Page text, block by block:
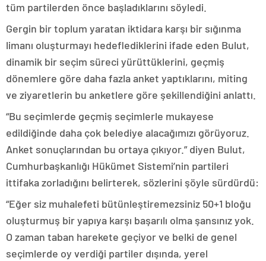
tüm partilerden önce başladıklarını söyledi.
Gergin bir toplum yaratan iktidara karşı bir sığınma
limanı oluşturmayı hedeflediklerini ifade eden Bulut,
dinamik bir seçim süreci yürüttüklerini, geçmiş
dönemlere göre daha fazla anket yaptıklarını, miting
ve ziyaretlerin bu anketlere göre şekillendiğini anlattı.
“Bu seçimlerde geçmiş seçimlerle mukayese
edildiğinde daha çok belediye alacağımızı görüyoruz.
Anket sonuçlarından bu ortaya çıkıyor.” diyen Bulut,
Cumhurbaşkanlığı Hükümet Sistemi’nin partileri
ittifaka zorladığını belirterek, sözlerini şöyle sürdürdü:
“Eğer siz muhalefeti bütünleştiremezsiniz 50+1 bloğu
oluşturmuş bir yapıya karşı başarılı olma şansınız yok.
O zaman taban harekete geçiyor ve belki de genel
seçimlerde oy verdiği partiler dışında, yerel